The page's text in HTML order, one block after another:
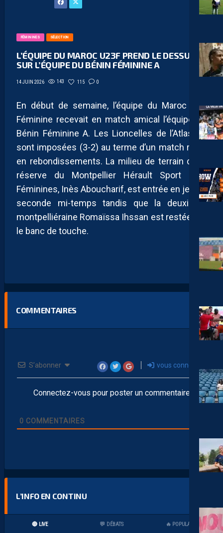
FÉMININES SÉLECTION
L’ÉQUIPE DU MAROC U23F PREND LE DESSUS
SUR L’ÉQUIPE DU BÉNIN FÉMININE A
14 JUIN 2026 143 115 0
En début de semaine, l’équipe du Maroc U23
Féminine recevait en match amical l’équipe du
Bénin Féminine A. Les Lioncelles de l’Atlas se
sont imposées (3-2) au terme d’un match riche
en rebondissements. La milieu de terrain de la
réserve du Montpellier Hérault Sport Club
Féminines, Inès Aboucharif, est entrée en jeu en
seconde mi-temps tandis que la deuxième
montpelliéraine Romaïssa Ihssan est restée sur
le banc de touche.
COMMENTAIRES
S’abonner vous connecter
Connectez-vous pour poster un commentaire
0 COMMENTAIRES
L’INFO EN CONTINU
🔴 LIVE 💬 DÉBATS 🔥 POPULAIRES